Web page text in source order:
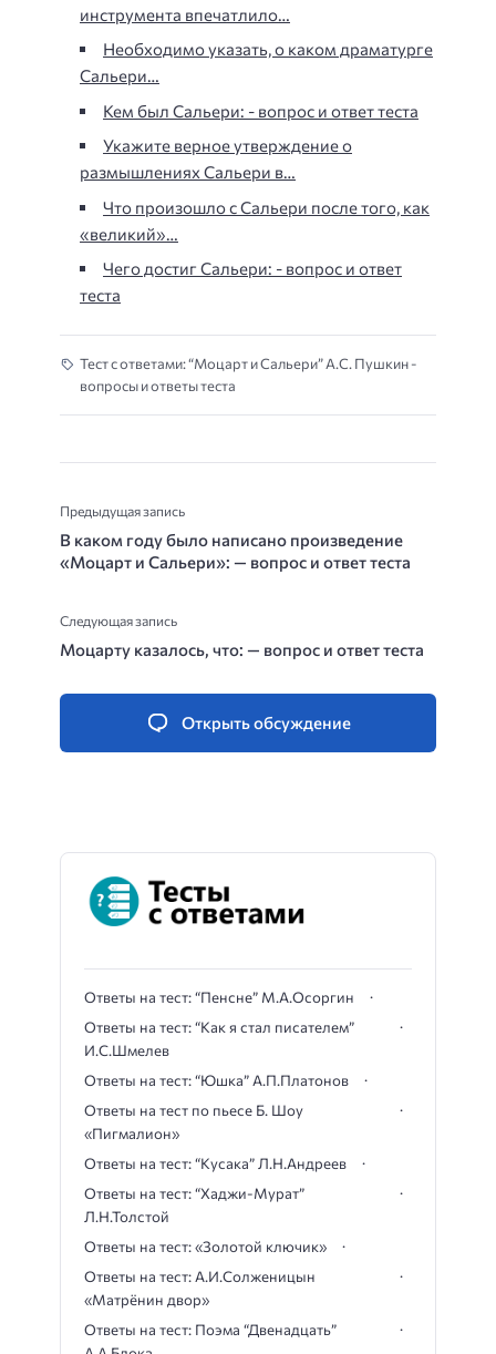
инструмента впечатлило…
Необходимо указать, о каком драматурге
Сальери…
Кем был Сальери: - вопрос и ответ теста
Укажите верное утверждение о
размышлениях Сальери в…
Что произошло с Сальери после того, как
«великий»…
Чего достиг Сальери: - вопрос и ответ
теста
Тест с ответами: “Моцарт и Сальери” А.С. Пушкин -
вопросы и ответы теста
Предыдущая запись
В каком году было написано произведение
«Моцарт и Сальери»: — вопрос и ответ теста
Следующая запись
Моцарту казалось, что: — вопрос и ответ теста
Открыть обсуждение
Ответы на тест: “Пенсне” М.А.Осоргин
Ответы на тест: “Как я стал писателем”
И.С.Шмелев
Ответы на тест: “Юшка” А.П.Платонов
Ответы на тест по пьесе Б. Шоу
«Пигмалион»
Ответы на тест: “Кусака” Л.Н.Андреев
Ответы на тест: “Хаджи-Мурат”
Л.Н.Толстой
Ответы на тест: «Золотой ключик»
Ответы на тест: А.И.Солженицын
«Матрёнин двор»
Ответы на тест: Поэма “Двенадцать”